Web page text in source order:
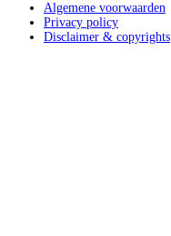
Algemene voorwaarden
Privacy policy
Disclaimer & copyrights